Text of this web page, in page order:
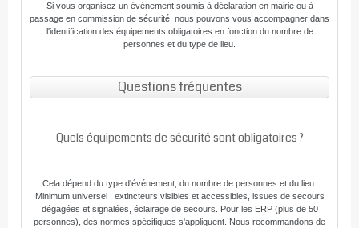
Si vous organisez un événement soumis à déclaration en mairie ou à
passage en commission de sécurité, nous pouvons vous accompagner dans
l'identification des équipements obligatoires en fonction du nombre de
personnes et du type de lieu.
Questions fréquentes
Quels équipements de sécurité sont obligatoires ?
Cela dépend du type d'événement, du nombre de personnes et du lieu.
Minimum universel : extincteurs visibles et accessibles, issues de secours
dégagées et signalées, éclairage de secours. Pour les ERP (plus de 50
personnes), des normes spécifiques s'appliquent. Nous recommandons de